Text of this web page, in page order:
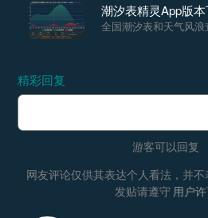
潮汐表精灵App版
全国潮汐表和天气风浪
精彩回复
游客可以回复
网友评论仅供其表达个人看法，并不
发贴请遵守 用户